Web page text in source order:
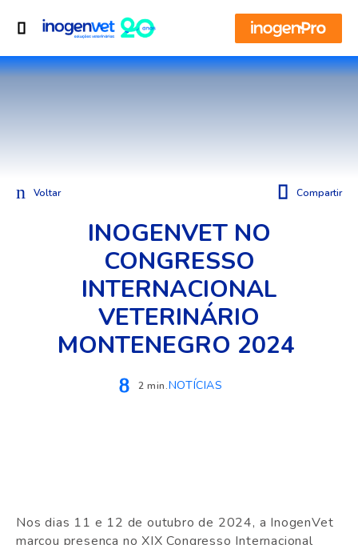
Voltar Compartir
INOGENVET NO
CONGRESSO
INTERNACIONAL
VETERINÁRIO
MONTENEGRO 2024
NOTÍCIAS
2 min.
Nos dias 11 e 12 de outubro de 2024, a InogenVet
marcou presença no XIX Congresso Internacional